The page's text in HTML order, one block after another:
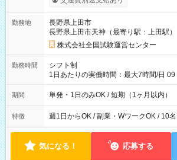
り！】 希望される場合、勤務から1週
例】 ・河合塾模擬試験 8:30～17:30（
×8時間＝日収10,400円＋交通費 ※当日
円の場合あり ・国家試験 7:00～13:30
円（役割手当＋100円）×6時間＝日収8,400円
間】試用期間なし
勤務地
長野県上田市
長野県上田市天神（最寄り駅：上田駅）
株式会社全国試験運営センター
勤務時間
シフト制
1日あたりの実働時間：最大7時間/日
間は 試験により異なります。
期間 単発・1日のみOK / 短期（1ヶ月以内）
特徴 週1日からOK / 副業・WワークOK / 10
気になる！ 応募する